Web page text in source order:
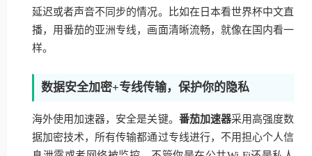
延迟或者声音不同步的情况。比如在日本看世界杯中文直
播，用番茄的亚洲专线，画面清晰流畅，就像在国内看一
样。
数据安全加密+专线传输，保护你的隐私
海外使用加速器，安全是关键。 番茄加速器采用高强度数
据加密技术，所有传输都通过专线进行，不用担心个人信